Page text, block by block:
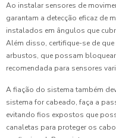
Ao instalar sensores de
garantam a detecção eficaz de
instalados em ângulos que
Além disso, certifique-se de
arbustos, que possam
recomendada para sensores
A fiação do sistema também
sistema for cabeado, faça a
evitando fios expostos que
canaletas para proteger os